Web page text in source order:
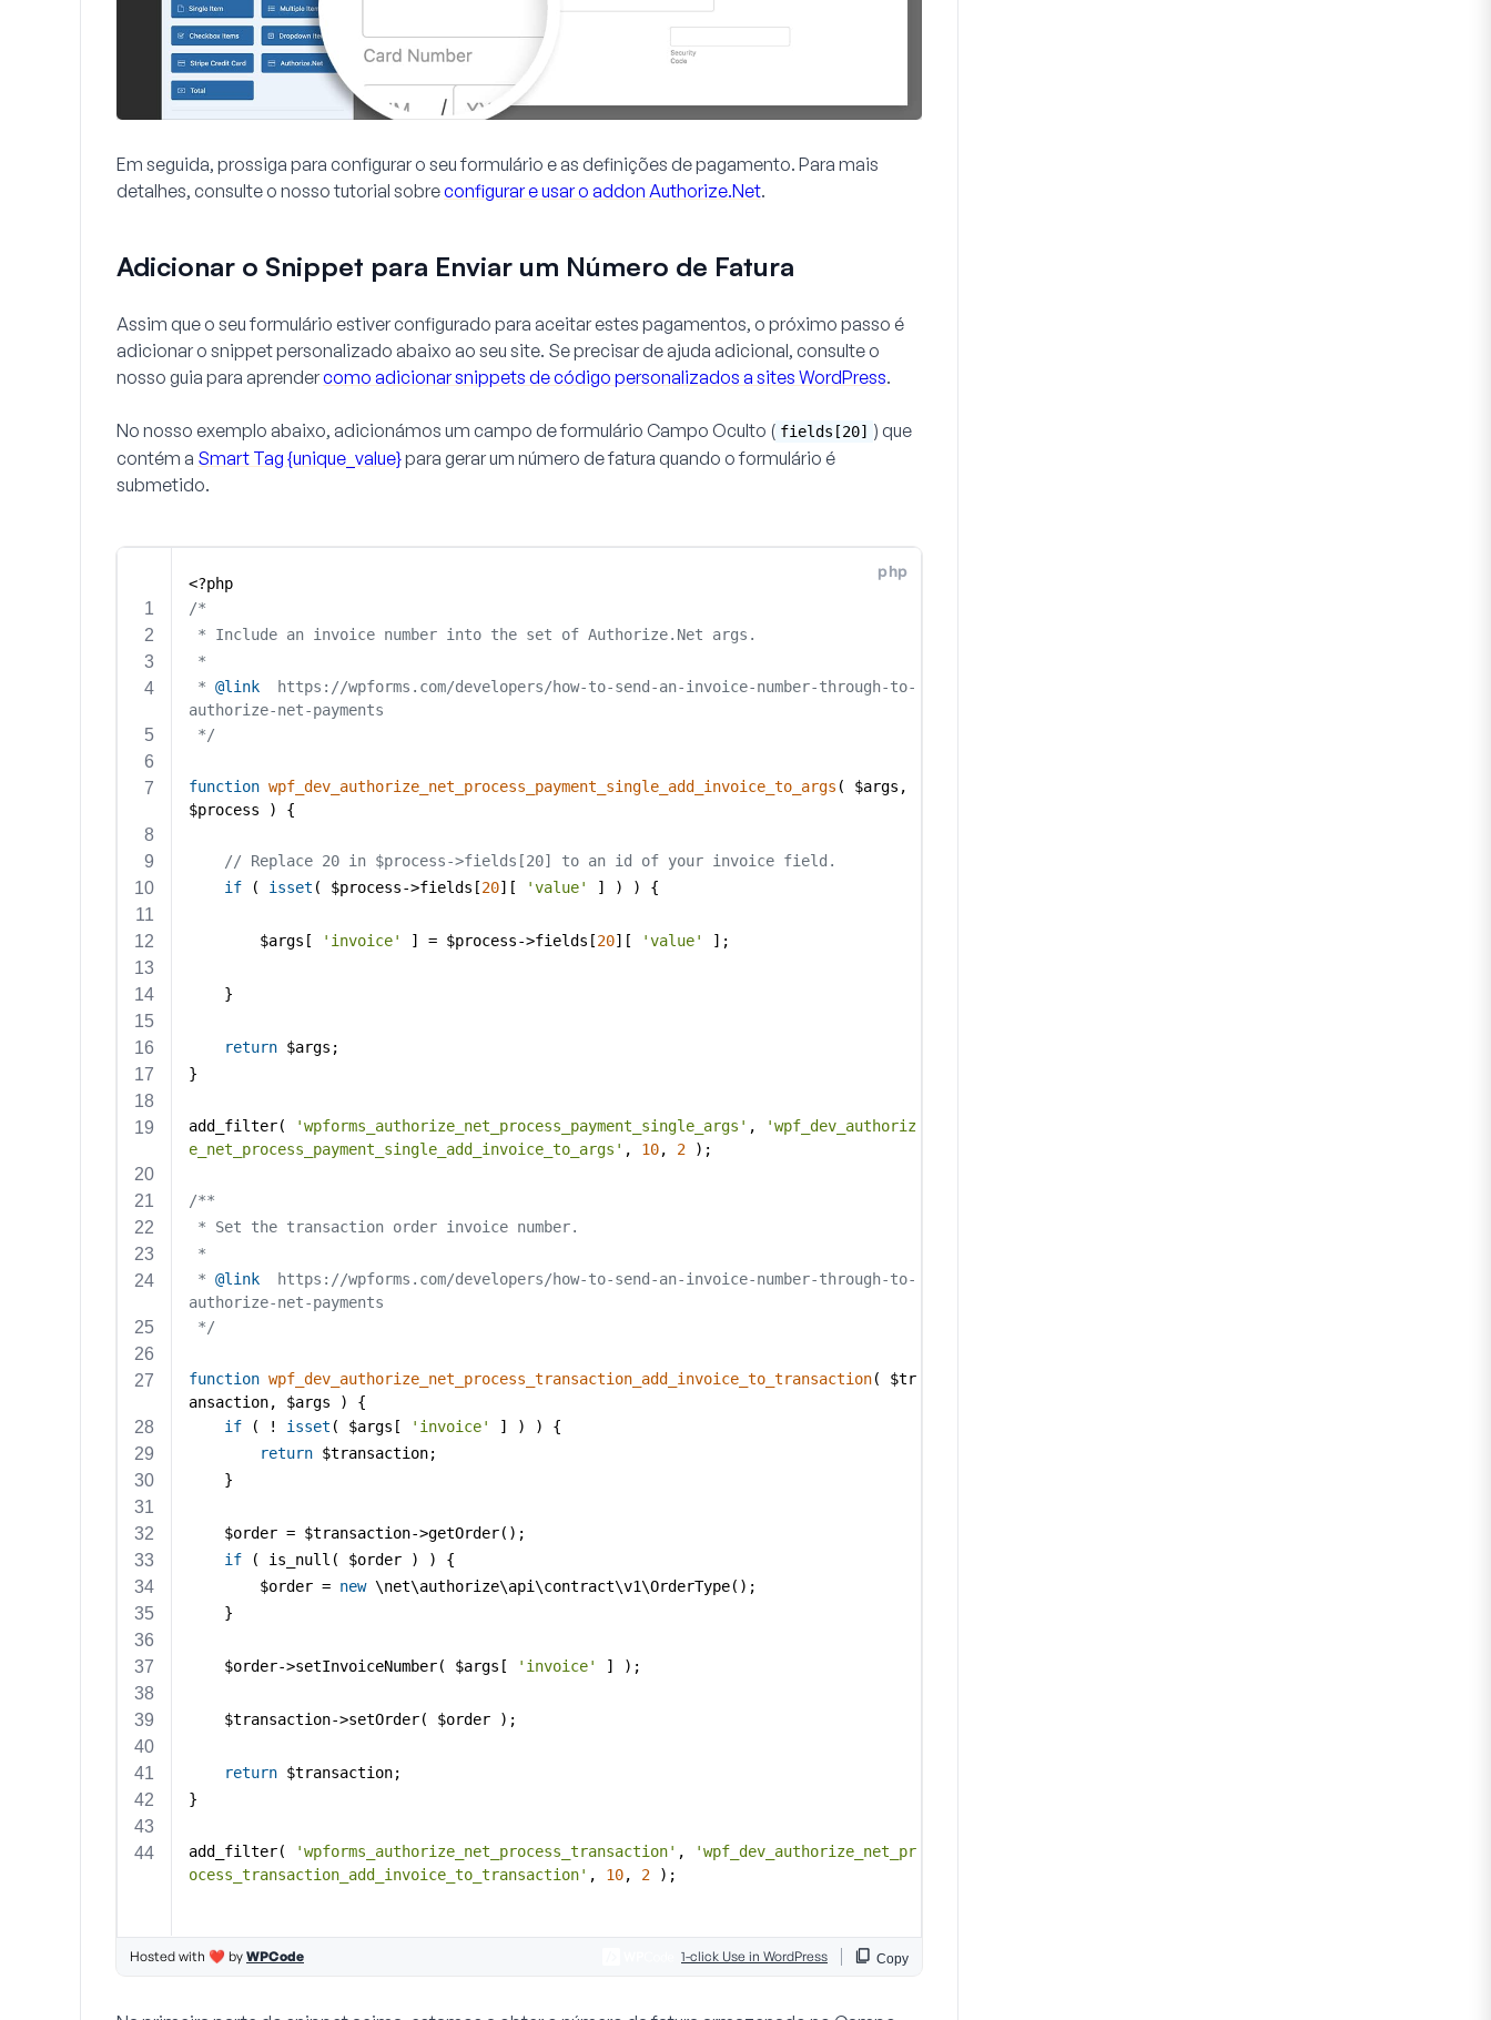
Em seguida, prossiga para configurar o seu formulário e as definições de pagamento. Para mais
detalhes, consulte o nosso tutorial sobreconfigurar e usar o addon Authorize.Net.
Adicionar o Snippet para Enviar um Número de Fatura
Assim que o seu formulário estiver configurado para aceitar estes pagamentos, o próximo passo é
adicionar o snippet personalizado abaixo ao seu site. Se precisar de ajuda adicional, consulte o
nosso guia para aprendercomo adicionar snippets de código personalizados a sites WordPress.
No nosso exemplo abaixo, adicionámos um campo de formulário Campo Oculto ( fields[20] ) que
contém a Smart Tag {unique_value}para gerar um número de fatura quando o formulário é
submetido.